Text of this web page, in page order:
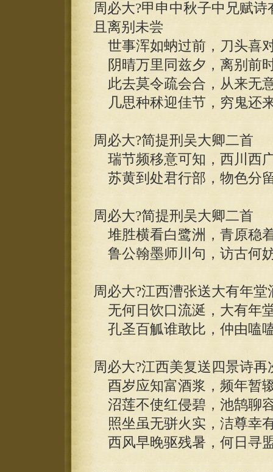
周必大?甲申中秋子中兄赋
且离别未尝
世事浑如蚋过前，刀头喜
阴晴万里同兹夕，离别前
此去莫令疏会合，从来无
几思种秫迎佳节，穷鬼还
周必大?简提刑吴大卿二首
瑞节频移意可知，西川西
苏黄到处君行部，物色分
周必大?简提刑吴大卿二首
堆胜横看白鹭洲，青原稳
鲁公翰墨师川句，访古何
周必大?江西漕张送大有年
无何日饮口流涎，大有年
孔圣百觚谁敢比，仲由嗑
周必大?江西美复送四景诗再
酉岁应知富酒浆，频年暂
沼莲不使红侵碧，池鹄聊
照坐虽无骈火实，洁尊幸
西风早晚驱残暑，何日寻